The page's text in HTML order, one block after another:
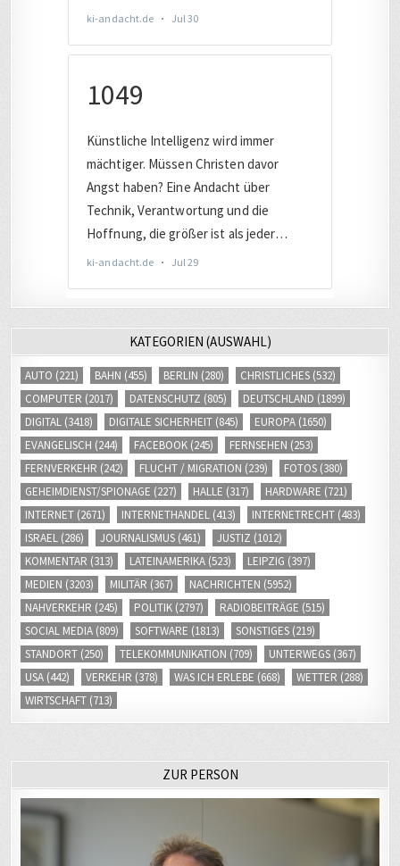
KATEGORIEN (AUSWAHL)
AUTO (221) BAHN (455) BERLIN (280) CHRISTLICHES (532)
COMPUTER (2017) DATENSCHUTZ (805) DEUTSCHLAND (1899)
DIGITAL (3418) DIGITALE SICHERHEIT (845) EUROPA (1650)
EVANGELISCH (244) FACEBOOK (245) FERNSEHEN (253)
FERNVERKEHR (242) FLUCHT / MIGRATION (239) FOTOS (380)
GEHEIMDIENST/SPIONAGE (227) HALLE (317) HARDWARE (721)
INTERNET (2671) INTERNETHANDEL (413) INTERNETRECHT (483)
ISRAEL (286) JOURNALISMUS (461) JUSTIZ (1012)
KOMMENTAR (313) LATEINAMERIKA (523) LEIPZIG (397)
MEDIEN (3203) MILITÄR (367) NACHRICHTEN (5952)
NAHVERKEHR (245) POLITIK (2797) RADIOBEITRÄGE (515)
SOCIAL MEDIA (809) SOFTWARE (1813) SONSTIGES (219)
STANDORT (250) TELEKOMMUNIKATION (709) UNTERWEGS (367)
USA (442) VERKEHR (378) WAS ICH ERLEBE (668) WETTER (288)
WIRTSCHAFT (713)
ZUR PERSON